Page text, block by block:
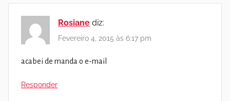
Rosiane diz:
Fevereiro 4, 2015 às 6:17 pm
acabei de manda o e-mail
Responder